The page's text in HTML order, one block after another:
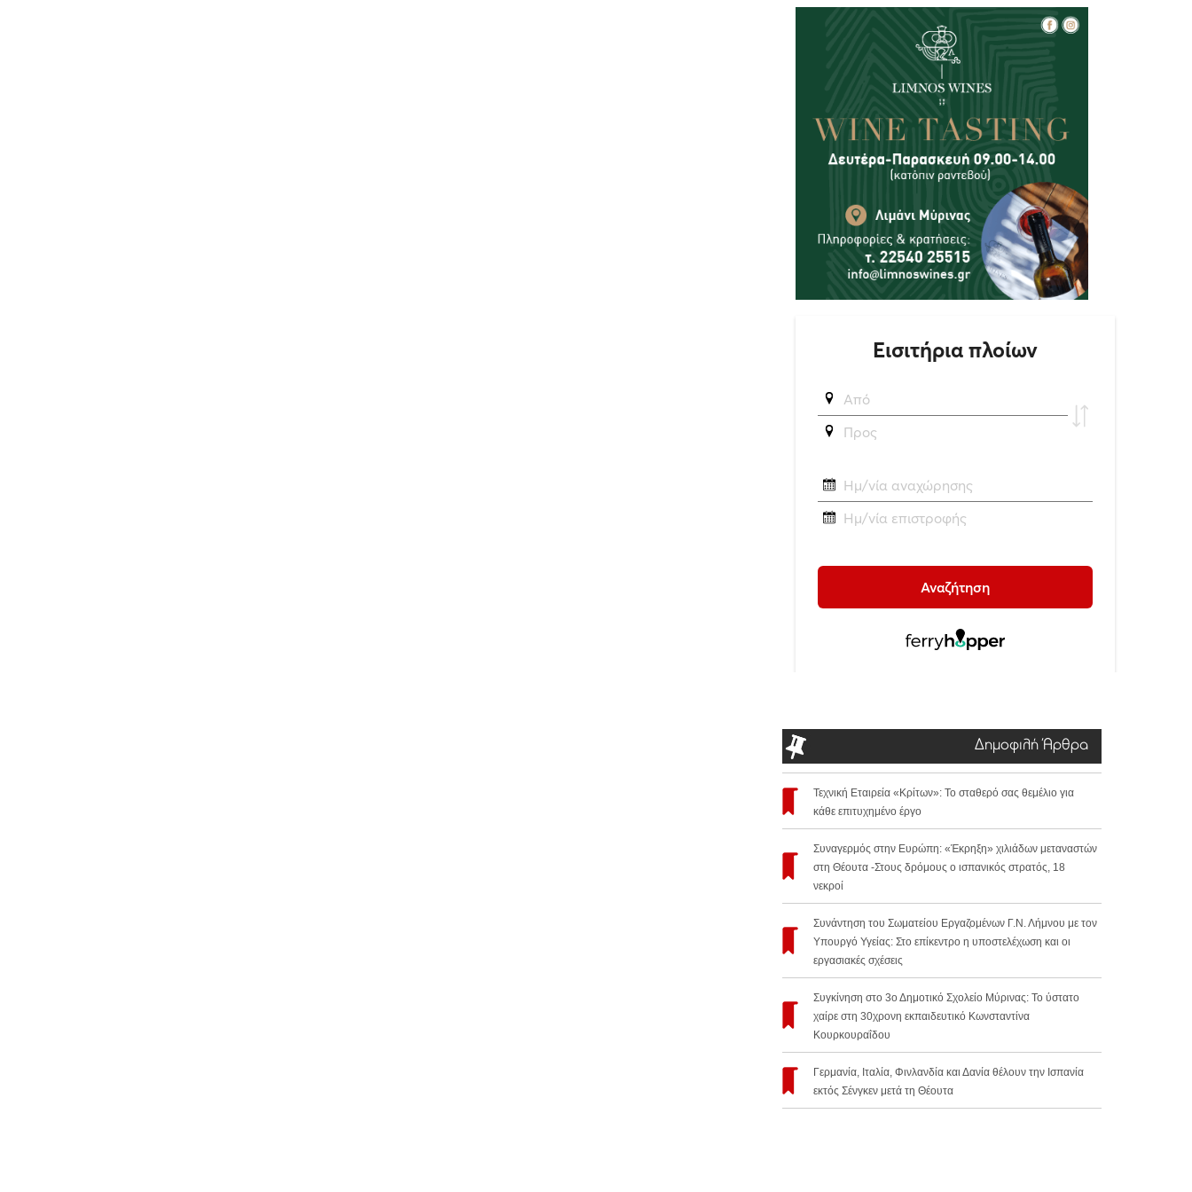
Δημοφιλή Άρθρα
Τεχνική Εταιρεία «Κρίτων»: Το σταθερό σας θεμέλιο για
κάθε επιτυχημένο έργο
Συναγερμός στην Ευρώπη: «Έκρηξη» χιλιάδων μεταναστών
στη Θέουτα -Στους δρόμους ο ισπανικός στρατός, 18
νεκροί
Συνάντηση του Σωματείου Εργαζομένων Γ.Ν. Λήμνου με τον
Υπουργό Υγείας: Στο επίκεντρο η υποστελέχωση και οι
εργασιακές σχέσεις
Συγκίνηση στο 3ο Δημοτικό Σχολείο Μύρινας: Το ύστατο
χαίρε στη 30χρονη εκπαιδευτικό Κωνσταντίνα
Κουρκουραΐδου
Γερμανία, Ιταλία, Φινλανδία και Δανία θέλουν την Ισπανία
εκτός Σένγκεν μετά τη Θέουτα